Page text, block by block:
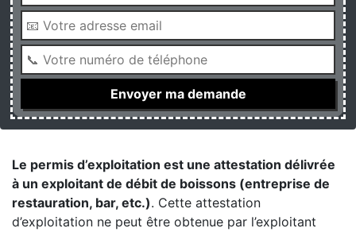
Le permis d’exploitation est une attestation délivrée
à un exploitant de débit de boissons (entreprise de
restauration, bar, etc.). Cette attestation
d’exploitation ne peut être obtenue par l’exploitant